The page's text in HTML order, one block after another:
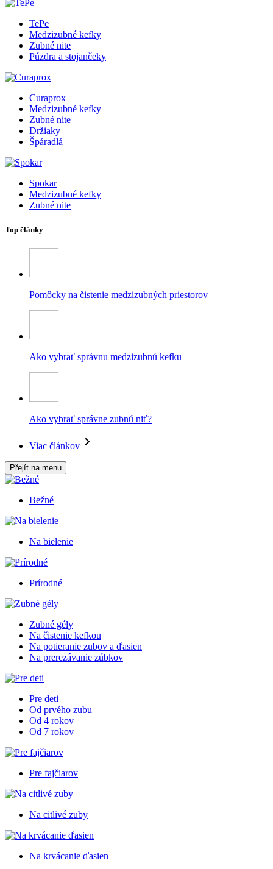
TePe
Medzizubné kefky
Zubné nite
Púzdra a stojančeky
Curaprox
Medzizubné kefky
Zubné nite
Držiaky
Špáradlá
Spokar
Medzizubné kefky
Zubné nite
Top články
Pomôcky na čistenie medzizubných priestorov
Ako vybrať správnu medzizubnú kefku
Ako vybrať správne zubnú niť?
Viac článkov
Přejít na menu
Bežné
Na bielenie
Prírodné
Zubné gély
Na čistenie kefkou
Na potieranie zubov a ďasien
Na prerezávanie zúbkov
Pre deti
Od prvého zubu
Od 4 rokov
Od 7 rokov
Pre fajčiarov
Na citlivé zuby
Na krvácanie ďasien